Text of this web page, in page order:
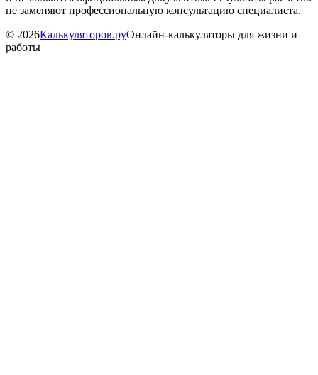
не заменяют профессиональную консультацию специалиста.
© 2026Калькуляторов.руОнлайн-калькуляторы для жизни и
работы